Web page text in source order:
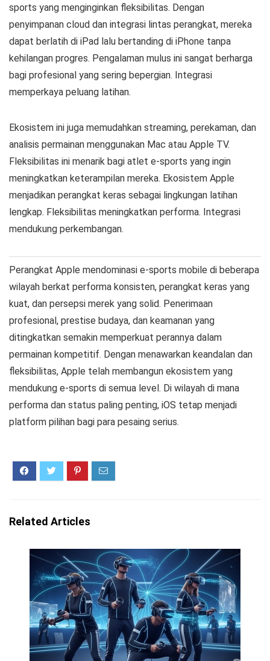
sports yang menginginkan fleksibilitas. Dengan
penyimpanan cloud dan integrasi lintas perangkat, mereka
dapat berlatih di iPad lalu bertanding di iPhone tanpa
kehilangan progres. Pengalaman mulus ini sangat berharga
bagi profesional yang sering bepergian. Integrasi
memperkaya peluang latihan.
Ekosistem ini juga memudahkan streaming, perekaman, dan
analisis permainan menggunakan Mac atau Apple TV.
Fleksibilitas ini menarik bagi atlet e-sports yang ingin
meningkatkan keterampilan mereka. Ekosistem Apple
menjadikan perangkat keras sebagai lingkungan latihan
lengkap. Fleksibilitas meningkatkan performa. Integrasi
mendukung perkembangan.
Perangkat Apple mendominasi e-sports mobile di beberapa
wilayah berkat performa konsisten, perangkat keras yang
kuat, dan persepsi merek yang solid. Penerimaan
profesional, prestise budaya, dan keamanan yang
ditingkatkan semakin memperkuat perannya dalam
permainan kompetitif. Dengan menawarkan keandalan dan
fleksibilitas, Apple telah membangun ekosistem yang
mendukung e-sports di semua level. Di wilayah di mana
performa dan status paling penting, iOS tetap menjadi
platform pilihan bagi para pesaing serius.
Related Articles